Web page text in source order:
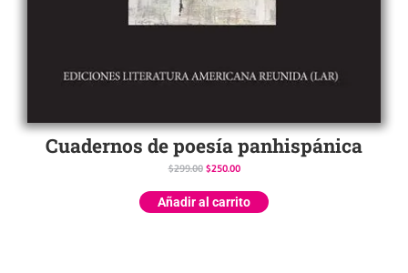
Cuadernos de poesía panhispánica
$299.00 $250.00
Añadir al carrito